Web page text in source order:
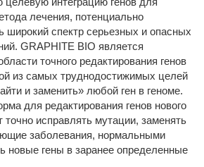
лечения, потенциально
широкий спектр серьезных и опасных
GRAPHITE BIO является
точного редактирования генов
из самых труднодостижимых целей
и заменить» любой ген в геноме.
для редактирования генов нового
точно исправлять мутации, заменять
заболевания, нормальными
новые гены в заранее определенные